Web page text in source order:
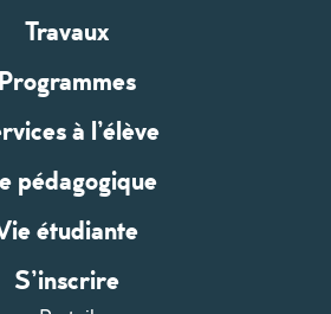
Travaux
Programmes
à l’élève
pédagogique
étudiante
S’inscrire